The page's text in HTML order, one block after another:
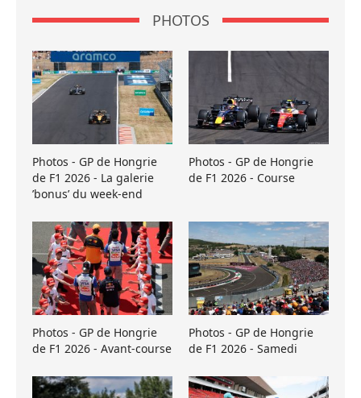
PHOTOS
Photos - GP de Hongrie
de F1 2026 - La galerie
’bonus’ du week-end
Photos - GP de Hongrie
de F1 2026 - Course
Photos - GP de Hongrie
de F1 2026 - Avant-course
Photos - GP de Hongrie
de F1 2026 - Samedi